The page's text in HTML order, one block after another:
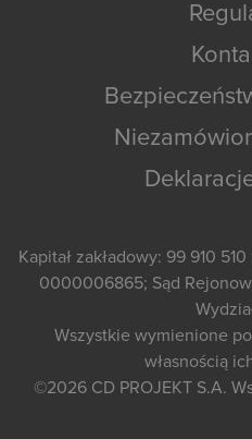
Kapitał zakładowy: 99 910
0000006865; Sąd
Wszystkie wymienione
własnością
©2026 CD PROJEKT S.A.